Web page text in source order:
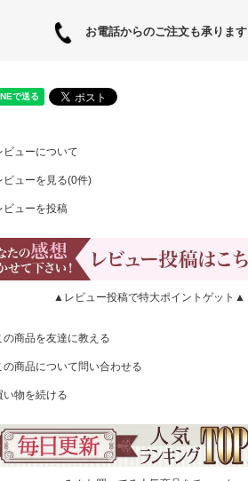
お電話からのご注文も承ります
ビューについて
ビューを見る(0件)
ビューを投稿
▲レビュー投稿で特大ポイントゲット▲
の商品を友達に教える
の商品について問い合わせる
い物を続ける